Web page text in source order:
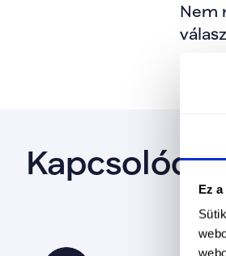
Ez
Nem
Kapcsolódó